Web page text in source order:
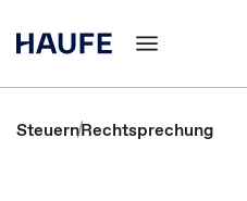
SteuernRechtsprechung